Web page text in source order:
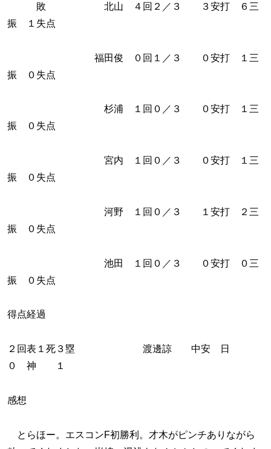
敗 北山 ４回２／３ ３安打 ６三
振 １失点
福田俊 ０回１／３ ０安打 １三
振 ０失点
杉浦 １回０／３ ０安打 １三
振 ０失点
宮内 １回０／３ ０安打 １三
振 ０失点
河野 １回０／３ １安打 ２三
振 ０失点
池田 １回０／３ ０安打 ０三
振 ０失点
得点経過
２回表１死３塁 渡邊諒 中安 日
０ 神 １
感想
とらほー。エスコンF初勝利。才木がピンチありながら